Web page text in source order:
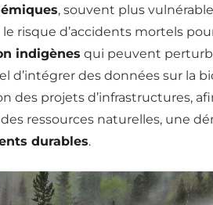
, souvent plus
risque d’accidents mortels
indigènes qui peuvent
d’intégrer des données sur la
des projets d’infrastructures,
ressources naturelles, une
durables.